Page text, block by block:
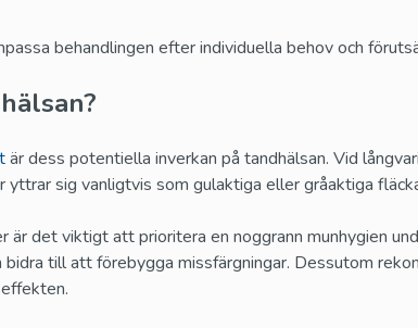
Tadalafil
Super P Force
Sildenafil och Dapoxetin
Cenforce
behandlingen efter individuella behov och
är dess potentiella inverkan på tandhälsan. Vid
yttrar sig vanligtvis som gulaktiga eller gråaktiga
det viktigt att prioritera en noggrann munhygien
till att förebygga missfärgningar. Dessutom